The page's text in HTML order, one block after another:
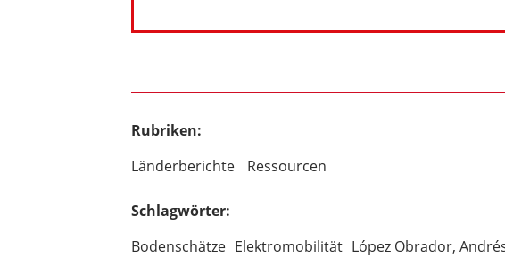
Rubriken:
Länderberichte
Ressourcen
Schlagwörter:
Bodenschätze Elektromobilität López Obrador,